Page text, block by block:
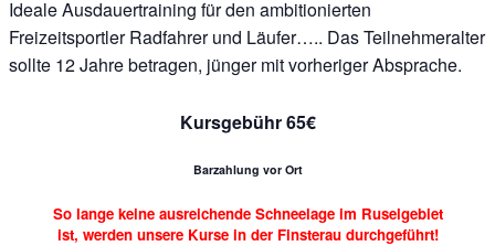
Ideale Ausdauertraining für den ambitionierten
Freizeitsportler Radfahrer und Läufer….. Das Teilnehmeralter
sollte 12 Jahre betragen, jünger mit vorheriger Absprache.
Kursgebühr 65€
Barzahlung vor Ort
So lange keine ausreichende Schneelage im Ruselgebiet
ist, werden unsere Kurse in der Finsterau durchgeführt!